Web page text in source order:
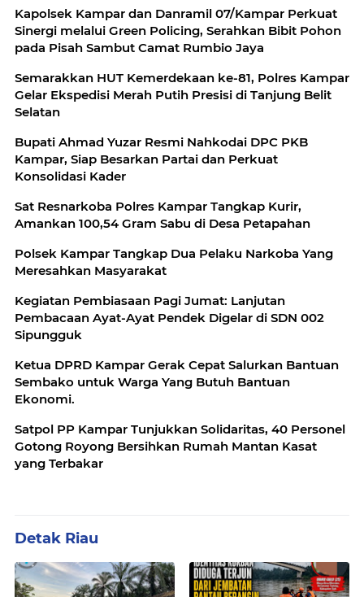
Kapolsek Kampar dan Danramil 07/Kampar Perkuat
Sinergi melalui Green Policing, Serahkan Bibit Pohon
pada Pisah Sambut Camat Rumbio Jaya
Semarakkan HUT Kemerdekaan ke-81, Polres Kampar
Gelar Ekspedisi Merah Putih Presisi di Tanjung Belit
Selatan
Bupati Ahmad Yuzar Resmi Nahkodai DPC PKB
Kampar, Siap Besarkan Partai dan Perkuat
Konsolidasi Kader
Sat Resnarkoba Polres Kampar Tangkap Kurir,
Amankan 100,54 Gram Sabu di Desa Petapahan
Polsek Kampar Tangkap Dua Pelaku Narkoba Yang
Meresahkan Masyarakat
Kegiatan Pembiasaan Pagi Jumat: Lanjutan
Pembacaan Ayat-Ayat Pendek Digelar di SDN 002
Sipungguk
Ketua DPRD Kampar Gerak Cepat Salurkan Bantuan
Sembako untuk Warga Yang Butuh Bantuan
Ekonomi.
Satpol PP Kampar Tunjukkan Solidaritas, 40 Personel
Gotong Royong Bersihkan Rumah Mantan Kasat
yang Terbakar
Detak Riau